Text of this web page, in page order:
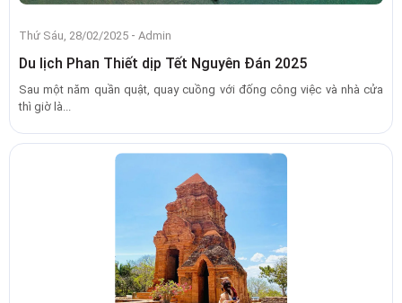
Thứ Sáu, 28/02/2025 - Admin
Du lịch Phan Thiết dịp Tết Nguyên Đán 2025
Sau một năm quần quật, quay cuồng với đống công việc và nhà cửa
thì giờ là...